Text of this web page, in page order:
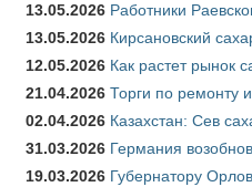
13.05.2026 Работники
13.05.2026 Кирсановский
12.05.2026 Как растет рынок
21.04.2026 Торги по ремонту
02.04.2026 Казахстан: Сев
31.03.2026 Германия
19.03.2026 Губернатору